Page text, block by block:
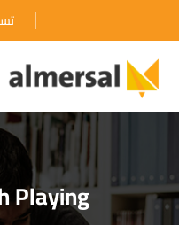
Playing